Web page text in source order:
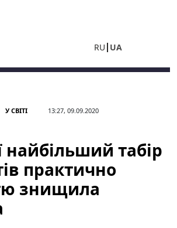
RU UA
У СВІТІ 13:27, 09.09.2020
найбільший табір
практично
знищила